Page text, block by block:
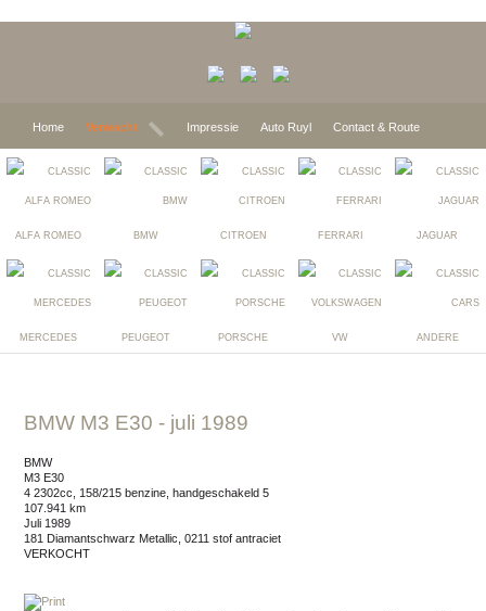
Home Verwacht Impressie Auto Ruyl Contact & Route
ALFA ROMEO BMW CITROEN FERRARI JAGUAR
MERCEDES PEUGEOT PORSCHE VW ANDERE
BMW M3 E30 - juli 1989
BMW
M3 E30
4 2302cc, 158/215 benzine, handgeschakeld 5
107.941 km
juli 1989
181 Diamantschwarz Metallic, 0211 stof antraciet
VERKOCHT